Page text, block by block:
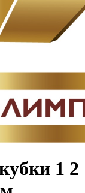
1 2